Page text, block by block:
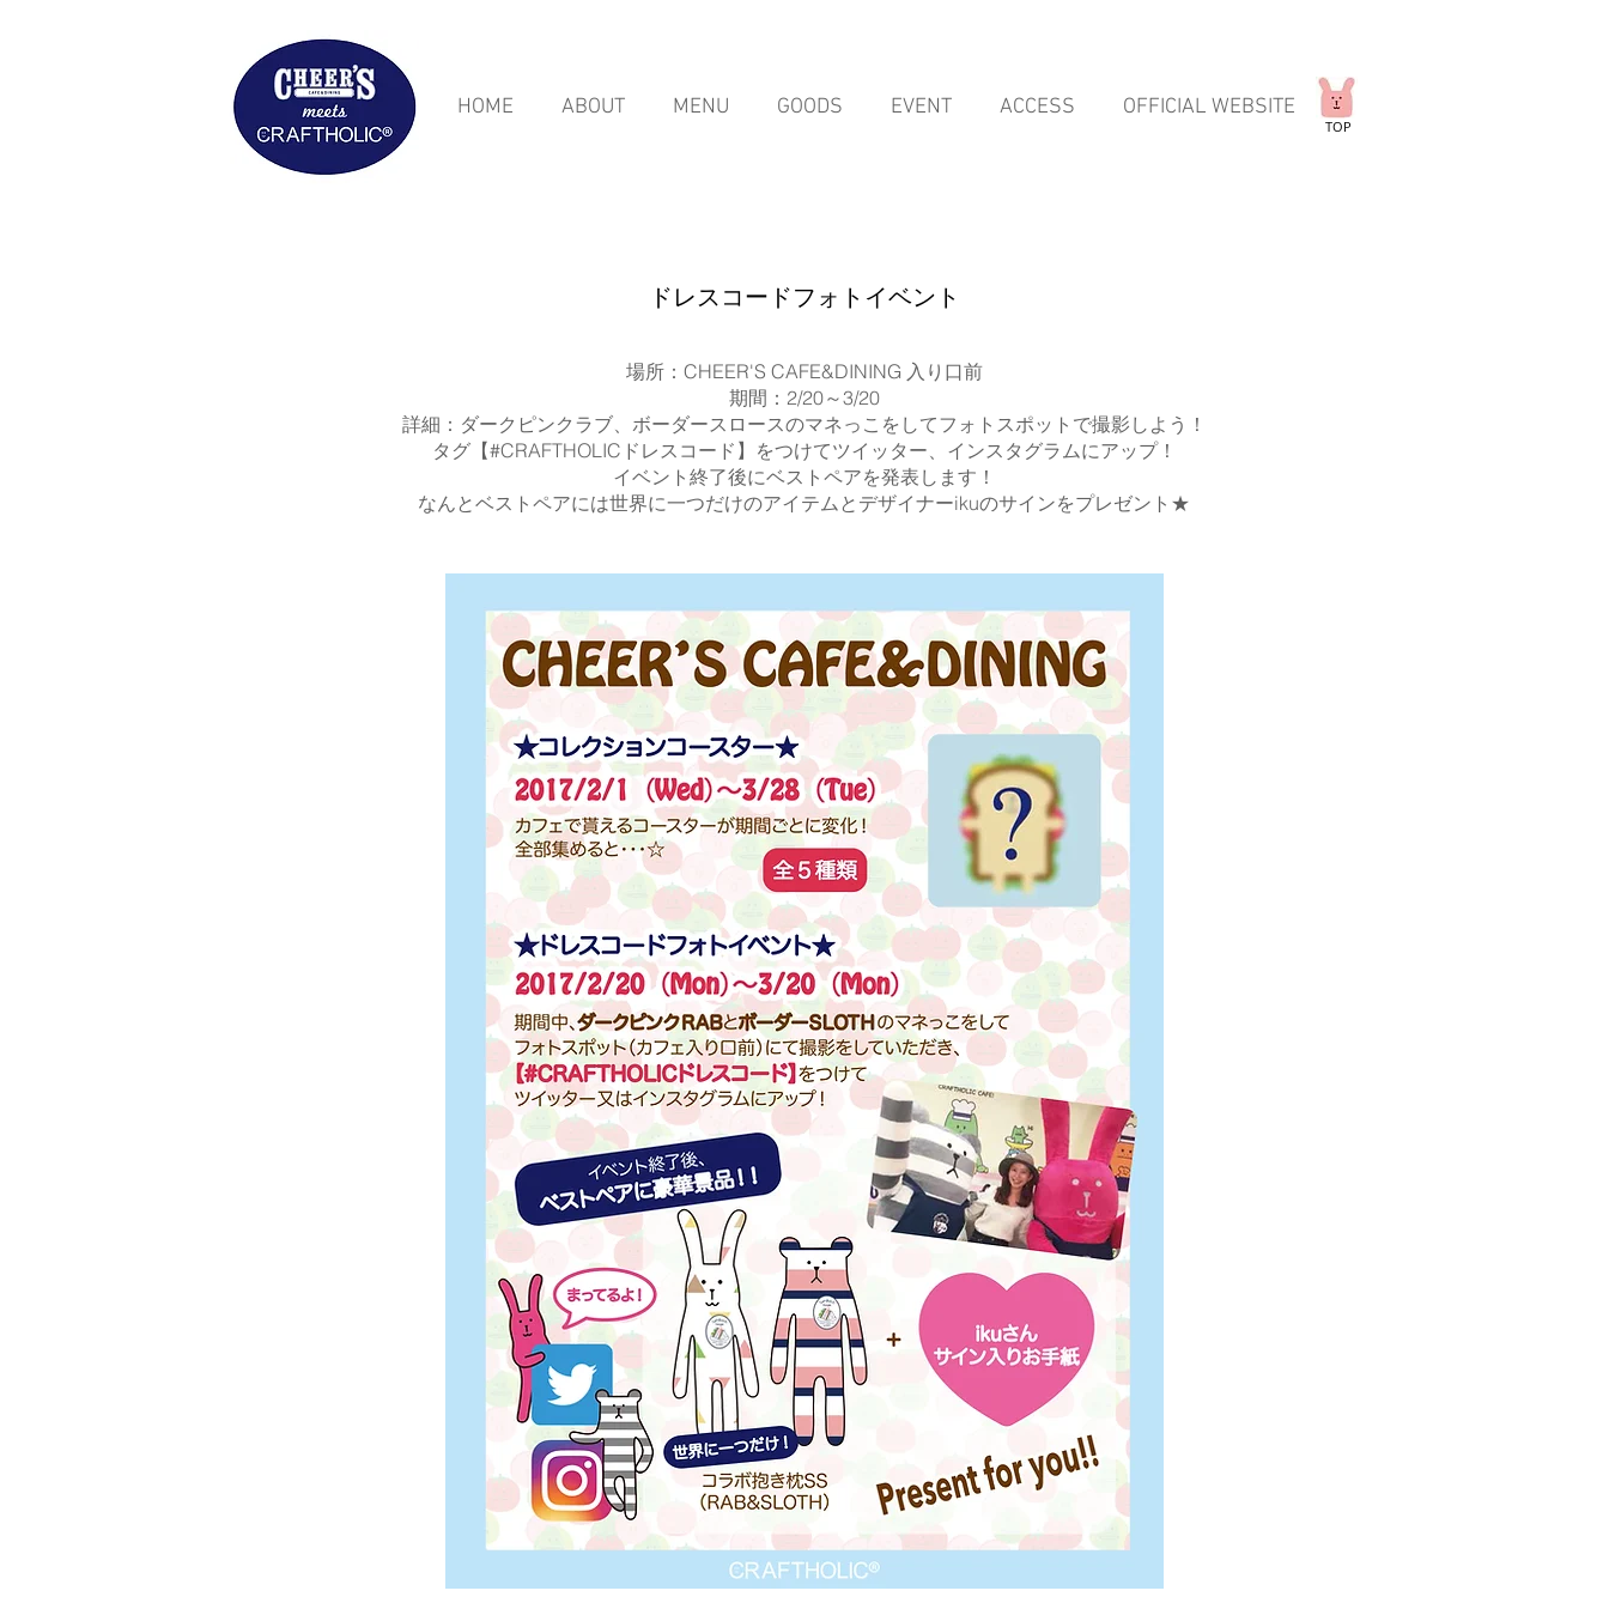
HOME ABOUT MENU GOODS EVENT ACCESS OFFICIAL WEBSITE
TOP
ドレスコードフォトイベント
場所：CHEER'S​ CAFE&DINING 入り口前
期間：2/20～3/20
詳細：ダークピンクラブ、ボーダースロースのマネっこをしてフォトスポットで撮影しよう！
タグ【#CRAFTHOLIC ドレスコード】をつけてツイッター、インスタグラムにアップ！
​イベント終了後にベストペアを発表します！
なんとベストペアには世界に一つだけのアイテムとデザイナーikuのサインをプレゼント★